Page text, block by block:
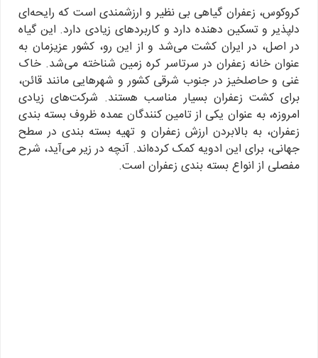
کروکوس، زعفران گیاهی بی نظیر و ارزشمندی است که رایحه‌ای
دلپذیر و تسکین دهنده دارد و کاربردهای زیادی دارد. این گیاه
در اصل، در ایران کشت می‌شد و از این رو، کشور عزیزمان به
عنوان خانه زعفران در سرتاسر کره زمین شناخته می‌شد. خاک
غنی و حاصلخیز در جنوب شرقی کشور و شهرهایی مانند قائن،
برای کشت زعفران بسیار مناسب هستند. شرکت‌های زیادی
امروزه، به عنوان یکی از تامین کنندگان عمده ظروف بسته بندی
زعفران، به بالابردن ارزش زعفران و تهیه بسته بندی در سطح
جهانی، برای این ادویه کمک کرده‌اند. آنچه در زیر می‌آید، شرح
مفصلی از انواع بسته بندی زعفران است.